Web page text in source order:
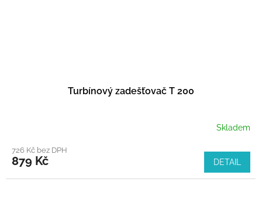
Turbínový zadešťovač T 200
Skladem
726 Kč bez DPH
879 Kč DETAIL